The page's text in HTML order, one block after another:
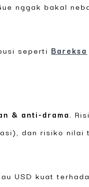
nggak bakal
seperti Bareksa
& anti-drama.
dan risiko nilai
USD kuat